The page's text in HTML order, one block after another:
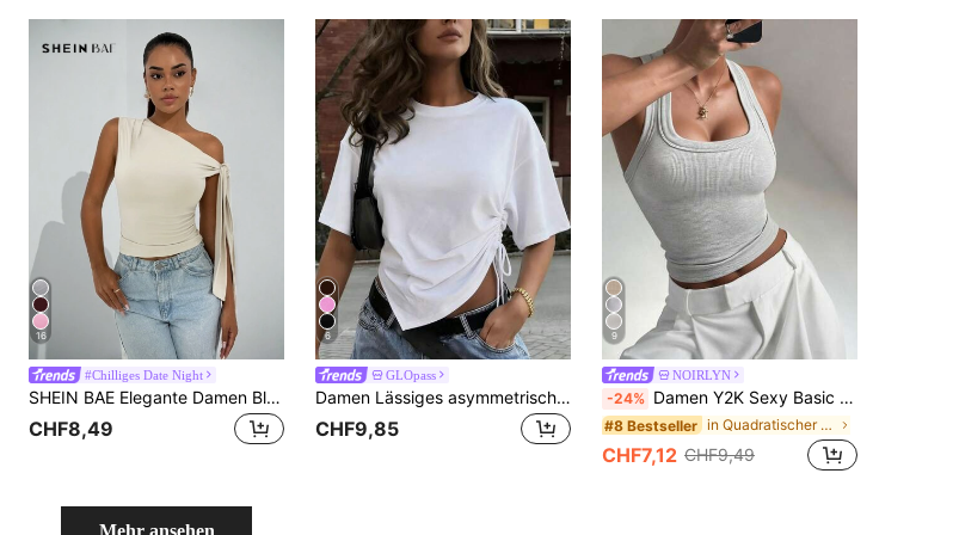
16
#Chilliges Date Night
SHEIN BAE Elegante Damen Bluse mit asymmetrischem Kragen und Schleife an der Schulter, geeignet für den täglichen Gebrauch, Dates, Ausflüge, Nachtclubs, Partys, Cluboutfits für Frauen, Halloween-Outfits
CHF8,49
6
GLOpass
Damen Lässiges asymmetrisches Kordelzug-Loose-Rundhals-T-Shirt, geeignet für den täglichen Weg zur Arbeit und Dates, Frühling/Sommer Weiß
CHF9,85
9
NOIRLYN
-24% Damen Y2K Sexy Basic Lässig Sport Trägerhemd, Sommer
#8 Bestseller in Quadratischer Hals Damen Oberteile, Blusen & T-
CHF7,12 CHF9,49